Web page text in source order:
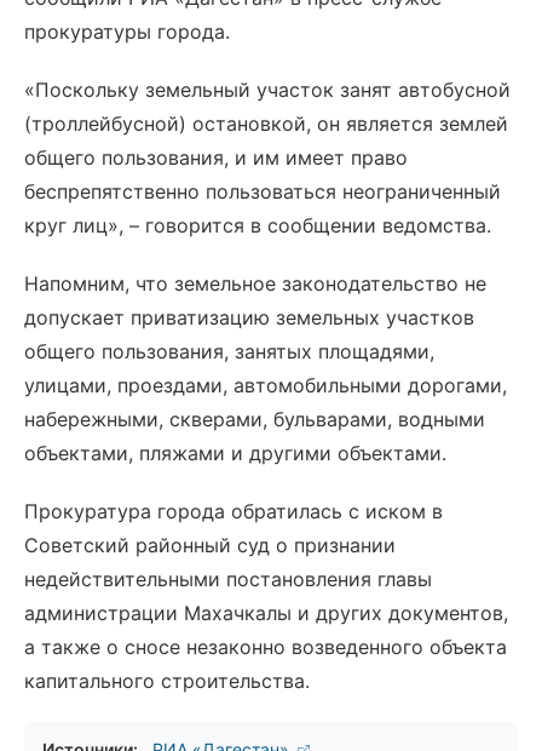
прокуратуры города.
«Поскольку земельный участок занят автобусной
(троллейбусной) остановкой, он является землей
общего пользования, и им имеет право
беспрепятственно пользоваться неограниченный
круг лиц», – говорится в сообщении ведомства.
Напомним, что земельное законодательство не
допускает приватизацию земельных участков
общего пользования, занятых площадями,
улицами, проездами, автомобильными дорогами,
набережными, скверами, бульварами, водными
объектами, пляжами и другими объектами.
Прокуратура города обратилась с иском в
Советский районный суд о признании
недействительными постановления главы
администрации Махачкалы и других документов,
а также о сносе незаконно возведенного объекта
капитального строительства.